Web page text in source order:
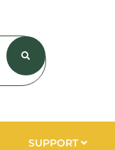
SUPPORT